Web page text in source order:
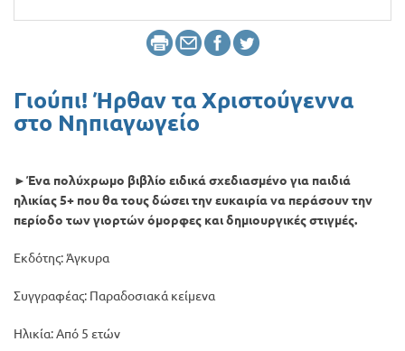
Γιούπι! Ήρθαν τα Χριστούγεννα
στο Νηπιαγωγείο
►Ένα πολύχρωμο βιβλίο ειδικά σχεδιασμένο για παιδιά
ηλικίας 5+ που θα τους δώσει την ευκαιρία να περάσουν την
περίοδο των γιορτών όμορφες και δημιουργικές στιγμές.
Εκδότης: Άγκυρα
Συγγραφέας: Παραδοσιακά κείμενα
Ηλικία: Από 5 ετών